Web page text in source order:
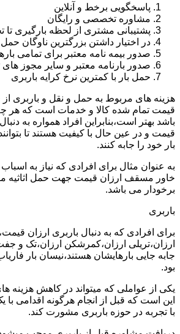
پاسخگویی برخط و آنلاین
مشاوره تخصصی و رایگان
پشتیبانی مشتری از لحظه بارگیری تا
در اختیار داشتن بزرگترین ناوگان
صدور بیمه نامه معتبر برای تمامی
صدور بارنامه معتبر و سایر مجوز های
حمل بار با کمترین نرخ کرایه باربری
هزینه های مربوط به حمل و نقل و باربری از
قیمت تمام شده کالا و خدمات است که هر چه
باشد بهتر است،بنابراین افراد همواره به
قیمت و در عین حال با کیفیت هستند تا
بار خود را جابه کنند.
به عنوان مثال برای افرادی که نیاز به
خاور مسقف ارزان قیمت جهت حمل اثاثیه
برخودار می باشد.
باربری
برای افرادی که به دنبال باربری ارزان
ارزان،تریلی ارزان،کمرشکن ارزان،تک و
جابه جایی بارهایشان هستند،نیسان بار
بود.
یکی از عواملی که میتواند در کاهش هزینه
این است که قبل از انجام هرگونه اقدامی
با تجربه در حوزه باربری مشورت کند.